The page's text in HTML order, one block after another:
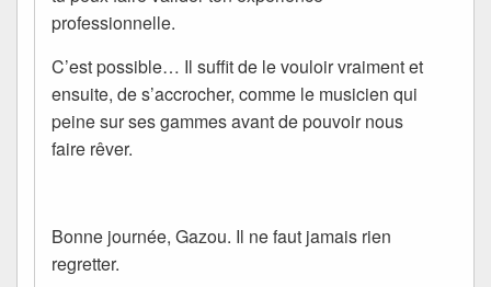
professionnelle.
C’est possible… Il suffit de le vouloir vraiment et
ensuite, de s’accrocher, comme le musicien qui
peine sur ses gammes avant de pouvoir nous
faire rêver.
Bonne journée, Gazou. Il ne faut jamais rien
regretter.